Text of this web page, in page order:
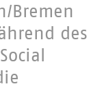
Bremen
des